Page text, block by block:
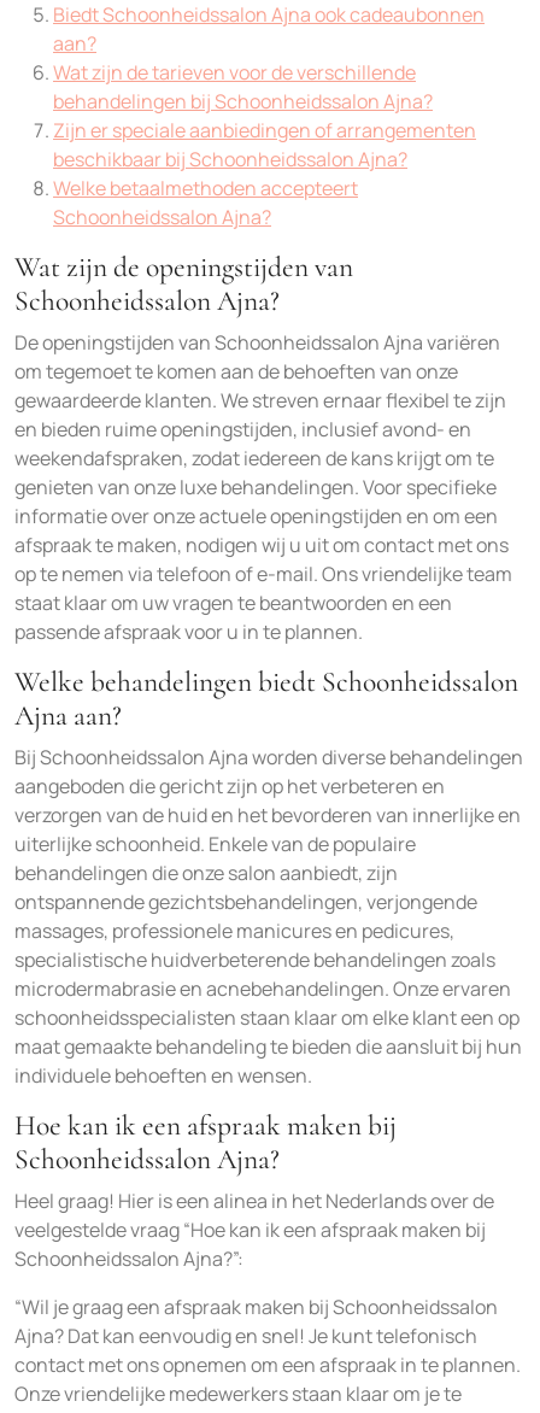
Biedt Schoonheidssalon Ajna ook cadeaubonnen
aan?
Wat zijn de tarieven voor de verschillende
behandelingen bij Schoonheidssalon Ajna?
Zijn er speciale aanbiedingen of arrangementen
beschikbaar bij Schoonheidssalon Ajna?
Welke betaalmethoden accepteert
Schoonheidssalon Ajna?
Wat zijn de openingstijden van
Schoonheidssalon Ajna?
De openingstijden van Schoonheidssalon Ajna variëren
om tegemoet te komen aan de behoeften van onze
gewaardeerde klanten. We streven ernaar flexibel te zijn
en bieden ruime openingstijden, inclusief avond- en
weekendafspraken, zodat iedereen de kans krijgt om te
genieten van onze luxe behandelingen. Voor specifieke
informatie over onze actuele openingstijden en om een
afspraak te maken, nodigen wij u uit om contact met ons
op te nemen via telefoon of e-mail. Ons vriendelijke team
staat klaar om uw vragen te beantwoorden en een
passende afspraak voor u in te plannen.
Welke behandelingen biedt Schoonheidssalon
Ajna aan?
Bij Schoonheidssalon Ajna worden diverse behandelingen
aangeboden die gericht zijn op het verbeteren en
verzorgen van de huid en het bevorderen van innerlijke en
uiterlijke schoonheid. Enkele van de populaire
behandelingen die onze salon aanbiedt, zijn
ontspannende gezichtsbehandelingen, verjongende
massages, professionele manicures en pedicures,
specialistische huidverbeterende behandelingen zoals
microdermabrasie en acnebehandelingen. Onze ervaren
schoonheidsspecialisten staan klaar om elke klant een op
maat gemaakte behandeling te bieden die aansluit bij hun
individuele behoeften en wensen.
Hoe kan ik een afspraak maken bij
Schoonheidssalon Ajna?
Heel graag! Hier is een alinea in het Nederlands over de
veelgestelde vraag “Hoe kan ik een afspraak maken bij
Schoonheidssalon Ajna?”:
“Wil je graag een afspraak maken bij Schoonheidssalon
Ajna? Dat kan eenvoudig en snel! Je kunt telefonisch
contact met ons opnemen om een afspraak in te plannen.
Onze vriendelijke medewerkers staan klaar om je te